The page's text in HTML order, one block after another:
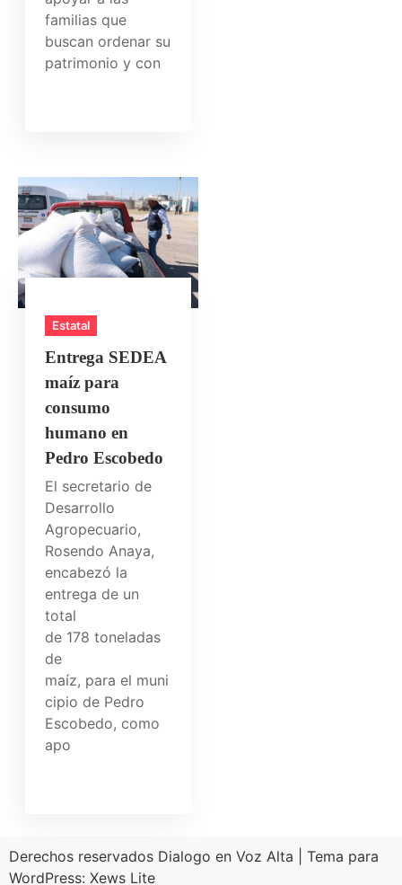
familias que
buscan ordenar su
patrimonio y con
Estatal
Entrega SEDEA
maíz para
consumo
humano en
Pedro Escobedo
El secretario de
Desarrollo
Agropecuario,
Rosendo Anaya,
encabezó la
entrega de un
total
de 178 toneladas
de
maíz, para el muni
cipio de Pedro
Escobedo, como
apo
Derechos reservados Dialogo en Voz Alta
Tema para
WordPress: Xews Lite